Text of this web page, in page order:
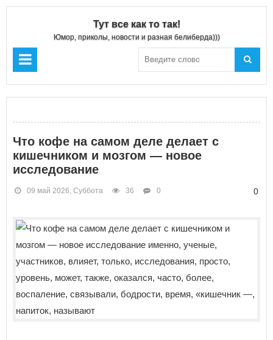
Тут все как то так!
Юмор, приколы, новости и разная белиберда)))
Что кофе на самом деле делает с
кишечником и мозгом — новое
исследование
09 май 2026, Суббота 36 0 0